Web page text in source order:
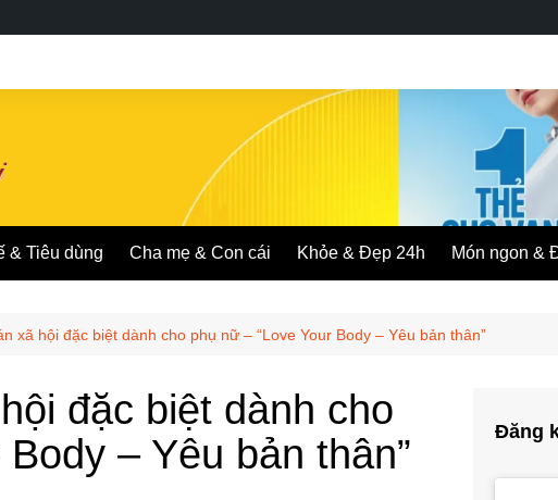
& Tiêu dùng Cha mẹ & Con cái Khỏe & Đẹp 24h Món ngon &
xã hội đặc biệt dành cho phụ nữ – “Love Your Body – Yêu bản thân”
đặc biệt dành cho
– Yêu bản thân”
Đăng